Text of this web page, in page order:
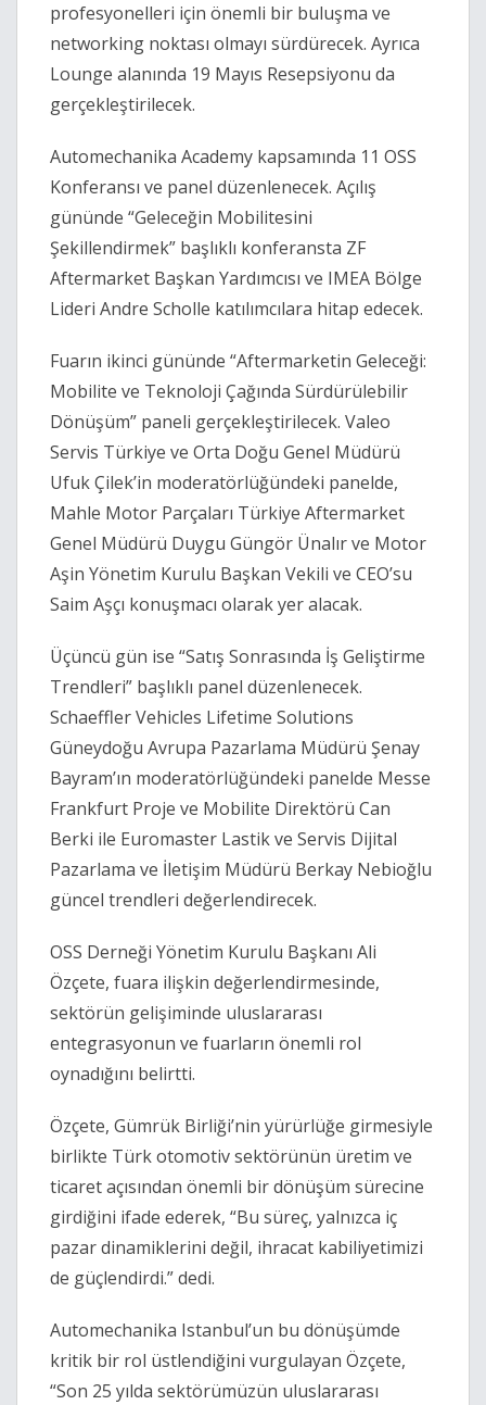
profesyonelleri için önemli bir buluşma ve
networking noktası olmayı sürdürecek. Ayrıca
Lounge alanında 19 Mayıs Resepsiyonu da
gerçekleştirilecek.
Automechanika Academy kapsamında 11 OSS
Konferansı ve panel düzenlenecek. Açılış
gününde “Geleceğin Mobilitesini
Şekillendirmek” başlıklı konferansta ZF
Aftermarket Başkan Yardımcısı ve IMEA Bölge
Lideri Andre Scholle katılımcılara hitap edecek.
Fuarın ikinci gününde “Aftermarketin Geleceği:
Mobilite ve Teknoloji Çağında Sürdürülebilir
Dönüşüm” paneli gerçekleştirilecek. Valeo
Servis Türkiye ve Orta Doğu Genel Müdürü
Ufuk Çilek’in moderatörlüğündeki panelde,
Mahle Motor Parçaları Türkiye Aftermarket
Genel Müdürü Duygu Güngör Ünalır ve Motor
Aşin Yönetim Kurulu Başkan Vekili ve CEO’su
Saim Aşçı konuşmacı olarak yer alacak.
Üçüncü gün ise “Satış Sonrasında İş Geliştirme
Trendleri” başlıklı panel düzenlenecek.
Schaeffler Vehicles Lifetime Solutions
Güneydoğu Avrupa Pazarlama Müdürü Şenay
Bayram’ın moderatörlüğündeki panelde Messe
Frankfurt Proje ve Mobilite Direktörü Can
Berki ile Euromaster Lastik ve Servis Dijital
Pazarlama ve İletişim Müdürü Berkay Nebioğlu
güncel trendleri değerlendirecek.
OSS Derneği Yönetim Kurulu Başkanı Ali
Özçete, fuara ilişkin değerlendirmesinde,
sektörün gelişiminde uluslararası
entegrasyonun ve fuarların önemli rol
oynadığını belirtti.
Özçete, Gümrük Birliği’nin yürürlüğe girmesiyle
birlikte Türk otomotiv sektörünün üretim ve
ticaret açısından önemli bir dönüşüm sürecine
girdiğini ifade ederek, “Bu süreç, yalnızca iç
pazar dinamiklerini değil, ihracat kabiliyetimizi
de güçlendirdi.” dedi.
Automechanika Istanbul’un bu dönüşümde
kritik bir rol üstlendiğini vurgulayan Özçete,
“Son 25 yılda sektörümüzün uluslararası